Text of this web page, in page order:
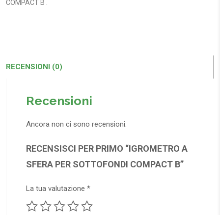
COMPACT B
RECENSIONI (0)
Recensioni
Ancora non ci sono recensioni.
RECENSISCI PER PRIMO “IGROMETRO A
SFERA PER SOTTOFONDI COMPACT B”
La tua valutazione *